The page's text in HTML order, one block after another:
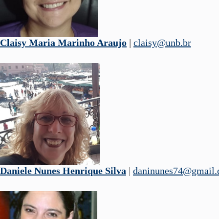
Claisy Maria Marinho Araujo | claisy@unb.br
Daniele Nunes Henrique Silva |